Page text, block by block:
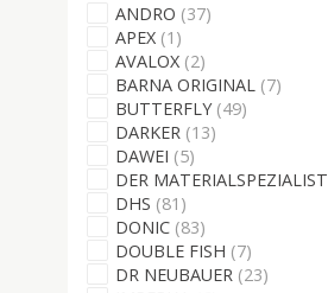
ANDRO (37)
APEX (1)
AVALOX (2)
BARNA ORIGINAL (7)
BUTTERFLY (49)
DARKER (13)
DAWEI (5)
DER MATERIALSPEZIALIST
DHS (81)
DONIC (83)
DOUBLE FISH (7)
DR NEUBAUER (23)